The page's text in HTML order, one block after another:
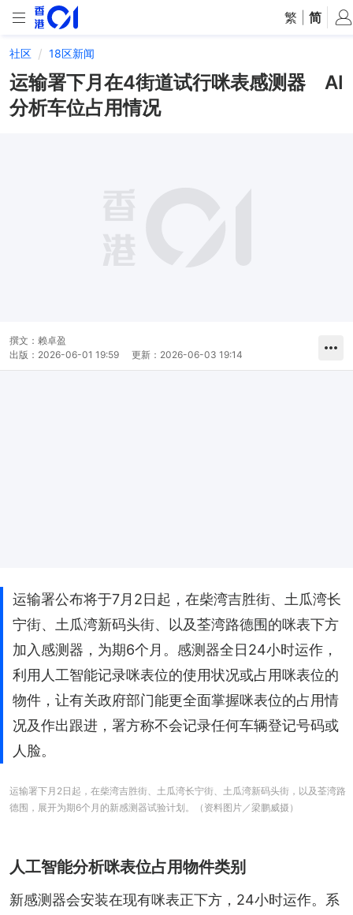
繁 简
社区 18区新闻
运输署下月在4街道试行咪表感测器 AI
分析车位占用情况
撰文： 赖卓盈
出版： 2026-06-01 19:59 更新： 2026-06-03 19:14
运输署公布将于7月2日起，在柴湾吉胜街、土瓜湾长
宁街、土瓜湾新码头街、以及荃湾路德围的咪表下方
加入感测器，为期6个月。感测器全日24小时运作，
利用人工智能记录咪表位的使用状况或占用咪表位的
物件，让有关政府部门能更全面掌握咪表位的占用情
况及作出跟进，署方称不会记录任何车辆登记号码或
人脸。
运输署下月2日起，在柴湾吉胜街、土瓜湾长宁街、土瓜湾新码头街，以及荃湾路
德围，展开为期6个月的新感测器试验计划。（资料图片／梁鹏威摄）
人工智能分析咪表位占用物件类别
新感测器会安装在现有咪表正下方，24小时运作。系